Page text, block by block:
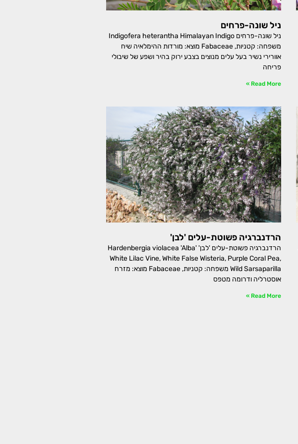
ניל שונה-פרחים
ניל שונה-פרחים Indigofera heterantha Himalayan Indigo
משפחה: קטניות, Fabaceae מוצא: מורדות ההימלאיה שיח
אוורירי נשיר בעל עלים מנוצים בצבע ירוק בהיר ושפע של שיבולי
פריחה
Read More »
הרדנברגיה פשוטת-עלים 'לבן'
הרדנברגיה פשוטת-עלים 'לבן' Hardenbergia violacea 'Alba'
White Lilac Vine, White False Wisteria, Purple Coral Pea,
Wild Sarsaparilla משפחה: קטניות, Fabaceae מוצא: מזרח
אוסטרליה ודרומה מטפס
Read More »